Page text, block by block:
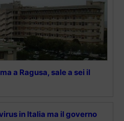
a Ragusa, sale a sei il
in Italia ma il governo